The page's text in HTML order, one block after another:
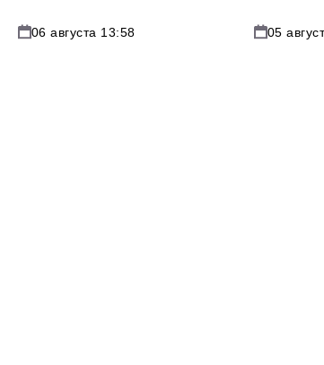
06 августа 13:58 05